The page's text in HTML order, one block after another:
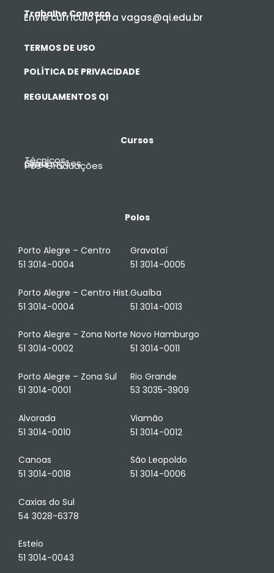
Trabalhe Conosco
Envie currículo para vagas@qi.edu.br
TERMOS DE USO
POLÍTICA DE PRIVACIDADE
REGULAMENTOS QI
Cursos
Técnicos
Graduações
Livres
Pós-Graduações
Polos
Porto Alegre – Centro
51 3014-0004
Porto Alegre – Centro Hist.
51 3014-0004
Porto Alegre – Zona Norte
51 3014-0002
Porto Alegre – Zona Sul
51 3014-0001
Alvorada
51 3014-0010
Canoas
51 3014-0018
Caxias do Sul
54 3028-6378
Esteio
51 3014-0043
Gravataí
51 3014-0005
Guaíba
51 3014-0013
Novo Hamburgo
51 3014-0011
Rio Grande
53 3035-3909
Viamão
51 3014-0012
São Leopoldo
51 3014-0006